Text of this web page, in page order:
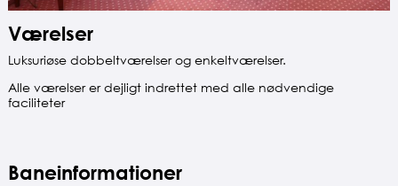
Værelser
Luksuriøse dobbeltværelser og enkeltværelser.
Alle værelser er dejligt indrettet med alle nødvendige
faciliteter
Baneinformationer